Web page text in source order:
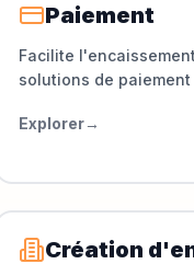
Paiement
Facilite
solutions de
Explorer→
Création